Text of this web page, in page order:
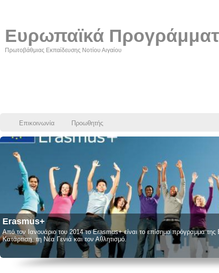
Ευρωπαϊκά
Πρωτοβάθμιας Εκπαίδευσης Νοτίου Αιγαίου
Επικοινωνία Προωθητής
Pestalozzi
Προγράμματα του συμβουλίου της Ευρώπης. Περισσότερες πληροφορίες